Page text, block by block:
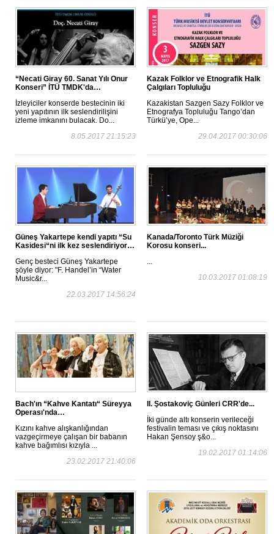
“Necati Giray 60. Sanat Yılı Onur
Konseri” İTÜ TMDK'da…
İzleyiciler konserde bestecinin iki
yeni yapıtının ilk seslendirilişini
izleme imkanını bulacak. Do...
8.05.2017 21:15:23
Kazak Folklor ve Etnografik Halk
Çalgıları Topluluğu
Kazakistan Sazgen Sazy Folklor ve
Etnografya Topluluğu Tango’dan
Türkü’ye, Ope...
29.04.2017 00:30:06
Güneş Yakartepe kendi yapıtı “Su
Kasidesi“ni ilk kez seslendiriyor…
Genç besteci Güneş Yakartepe
şöyle diyor: "F. Handel’in “Water
Music&r...
22.03.2017 14:56:24
Kanada/Toronto Türk Müziği
Korosu konseri...
...
10.03.2017 01:08:19
Bach'ın “Kahve Kantatı“ Süreyya
Operası'nda…
Kızını kahve alışkanlığından
vazgeçirmeye çalışan bir babanın
kahve bağımlısı kızıyla ...
23.02.2017 21:40:06
II. Şostakoviç Günleri CRR'de...
İki günde altı konserin verileceği
festivalin teması ve çıkış noktasını
Hakan Şensoy ş&o...
19.02.2017 01:14:06